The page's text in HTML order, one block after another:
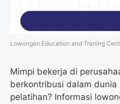
Lowongan Education and Traning
Mimpi bekerja di
berkontribusi dalam dunia
pelatihan? Informasi